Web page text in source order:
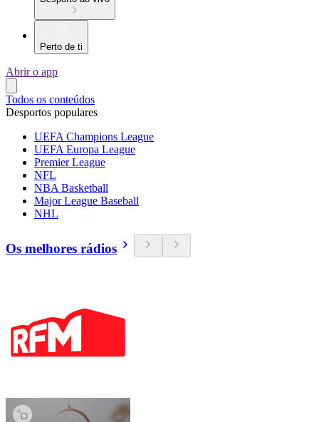
Perto de ti
Abrir o app
Todos os conteúdos
Desportos populares
UEFA Champions League
UEFA Europa League
Premier League
NFL
NBA Basketball
Major League Baseball
NHL
Os melhores rádios